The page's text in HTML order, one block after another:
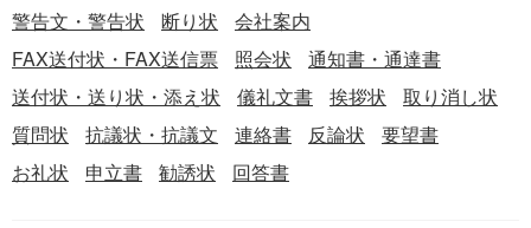
者とのコミュニケーションを円滑にし、ビジネスチャンス
の拡大が期待できます。 ・社会的な礼節を重んじる姿勢を
示すことで、組織や個人の社会的評価向上に寄与します。
こちらはWordで作成した、縦書きの就任祝い状（○○就任の
お祝い）のテンプレートです。無料でダウンロードできる
ので、ご活用いただけると幸いです。
警告文・警告状 断り状
会社案内
FAX送付状・FAX送信票
照会状
通知書・通達書
送付状・送り状・添え状
儀礼文書 挨拶状
取り消し状
質問状
抗議状・抗議文 連絡書 反論状
要望書
お礼状
申立書 勧誘状 回答書